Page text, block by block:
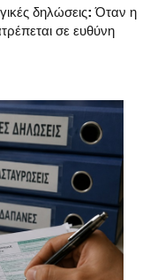
δηλώσεις: Όταν η
σε ευθύνη